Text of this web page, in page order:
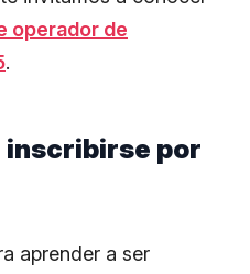
operador de
.
inscribirse por
aprender a ser